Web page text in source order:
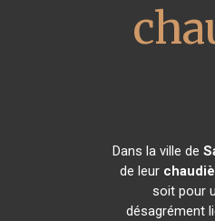
Dans la ville de
de leur
soit pour
désagrément